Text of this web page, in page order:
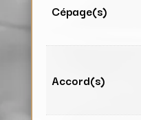
Cépage(s)
Accord(s)